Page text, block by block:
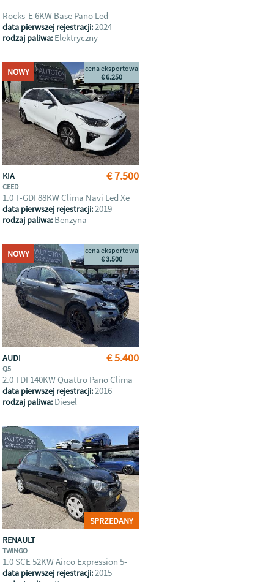
Rocks-E 6KW Base Pano Led
data pierwszej rejestracji:2024
rodzaj paliwa: Elektryczny
NOWY
€ 7.500
cena eksportowa
€ 6.250
KIA
CEED
1.0 T-GDI 88KW Clima Navi Led Xe
data pierwszej rejestracji:2019
rodzaj paliwa: Benzyna
NOWY
€ 5.400
cena eksportowa
€ 3.500
AUDI
Q5
2.0 TDI 140KW Quattro Pano Clima
data pierwszej rejestracji:2016
rodzaj paliwa: Diesel
SPRZEDANY
RENAULT
TWINGO
1.0 SCE 52KW Airco Expression 5-
data pierwszej rejestracji:2015